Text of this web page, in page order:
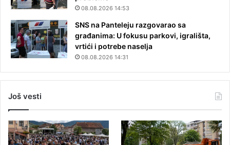
08.08.2026 14:53
SNS na Panteleju razgovarao sa
građanima: U fokusu parkovi, igrališta,
vrtići i potrebe naselja
08.08.2026 14:31
Još vesti